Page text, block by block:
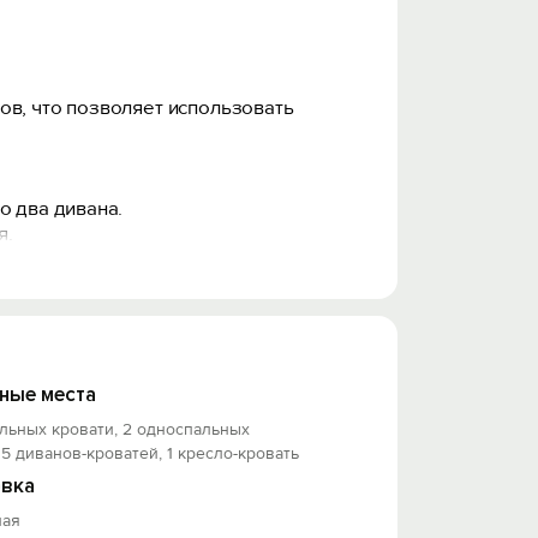
что позволяет использовать
два дивана.
и простым. Высокие потолки и
дня.
магазины, кафе и удобные
места
кровати, 2 односпальных
диванов-кроватей, 1 кресло-кровать